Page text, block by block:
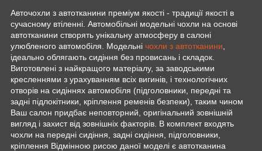
Авточохли з автотканини преміум якості - традиції якості в
сучасному втіленні. Автомобільні модельні чохли на основі
автотканини створять унікальну атмосферу в салоні
улюбленого автомобіля. Модельні чохли з автотканини
ідеально облягають сидіння без провисань і складок.
Виготовлені з найкращого матеріалу, за заводськими
кресленнями з урахуванням всіх вигинів, і технологічних
отворів на сидіннях автомобіля (підголовники, передні та
задні підлокітники, кріплення ременів безпеки), таким чином
Ваш салон придбає неповторний, оригінальний зовнішній
вигляд і захист від зовнішніх факторів. В комплект входять
чохли на передні сидіння, задні сидіння, підголовники,
кріплення Відмінною рисою даної моделі є автотканина